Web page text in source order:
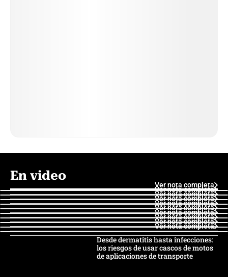
En video
Ver nota completa
Ver nota completa
Ver nota completa
Ver nota completa
Ver nota completa
Ver nota completa
Ver nota completa
Ver nota completa
Ver nota completa
Ver nota completa
Desde dermatitis hasta infecciones:
los riesgos de usar cascos de motos
de aplicaciones de transporte